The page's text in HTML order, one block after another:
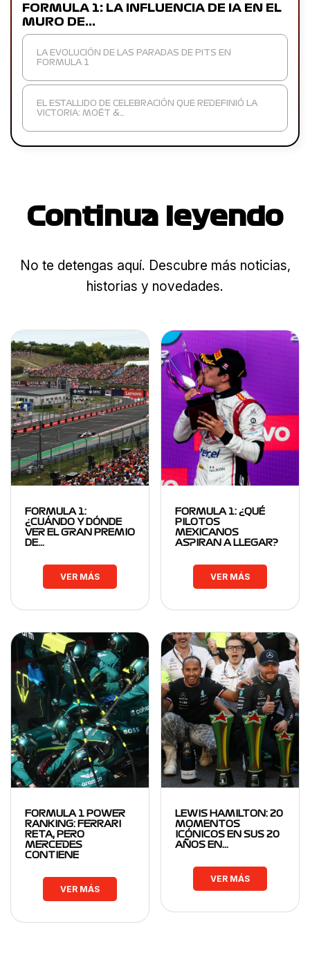
FORMULA 1: LA INFLUENCIA DE IA EN EL
MURO DE…
LA EVOLUCIÓN DE LAS PARADAS DE PITS EN
FORMULA 1
EL ESTALLIDO DE CELEBRACIÓN QUE REDEFINIÓ LA
VICTORIA: MOËT &…
Continua leyendo
No te detengas aquí. Descubre más noticias,
historias y novedades.
FORMULA 1:
¿CUÁNDO Y DÓNDE
VER EL GRAN PREMIO
DE…
VER MÁS
FORMULA 1: ¿QUÉ
PILOTOS
MEXICANOS
ASPIRAN A LLEGAR?
VER MÁS
FORMULA 1 POWER
RANKING: FERRARI
RETA, PERO
MERCEDES
CONTIENE
VER MÁS
LEWIS HAMILTON: 20
MOMENTOS
ICÓNICOS EN SUS 20
AÑOS EN…
VER MÁS